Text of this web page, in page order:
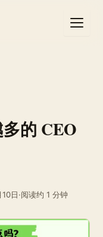
的 CEO
日·阅读约 1 分钟